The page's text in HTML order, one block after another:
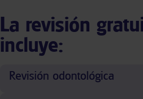
La revisión
incluye:
Revisión odontológica